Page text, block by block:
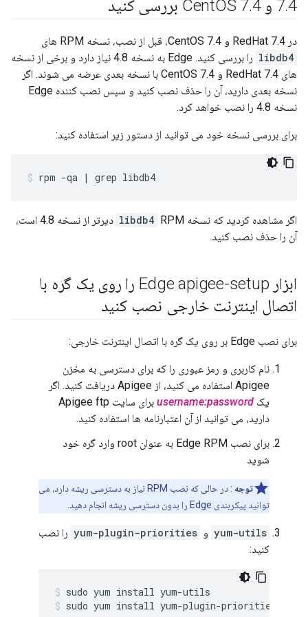
7.4 و Cent OS 7.4 بررسی کنید
در RedHat 7.4 و CentOS 7.4، قبل از نصب، نسخه RPM های
libdb4
را بررسی کنید. Edge به نسخه 4.8 نیاز دارد و برخی از نسخه
های RedHat 7.4 و CentOS 7.4 با نسخه بعدی عرضه می شوند. اگر
نسخه بعدی دارید، آن را حذف نصب کنید و سپس نصب کننده Edge
نسخه 4.8 را نصب خواهد کرد.
برای بررسی نسخه خود می توانید از دستور زیر استفاده کنید:
rpm -qa | grep libdb4
اگر مشاهده کردید که نسخه libdb4
RPM دیرتر از نسخه 4.8 است،
آن را حذف نصب کنید.
ابزار Edge apigee-setup را روی یک گره با
اتصال اینترنت خارجی نصب کنید
برای نصب Edge بر روی یک گره با اتصال اینترنت خارجی:
نام کاربری و رمز عبوری را که برای دسترسی به مخزن
Apigee استفاده می کنید، از Apigee دریافت کنید. اگر
یک username:password
برای سایت Apigee ftp
دارید، می توانید از آن اعتبارنامه ها استفاده کنید.
برای نصب Edge RPM به عنوان root وارد گره خود
شوید
توجه
: در حالی که نصب RPM نیاز به دسترسی ریشه دارد، می
توانید پیکربندی Edge را بدون دسترسی ریشه انجام دهید.
yum-utils و yum-plugin-priorities را نصب
کنید:
sudo yum install yum-plugin-priorities